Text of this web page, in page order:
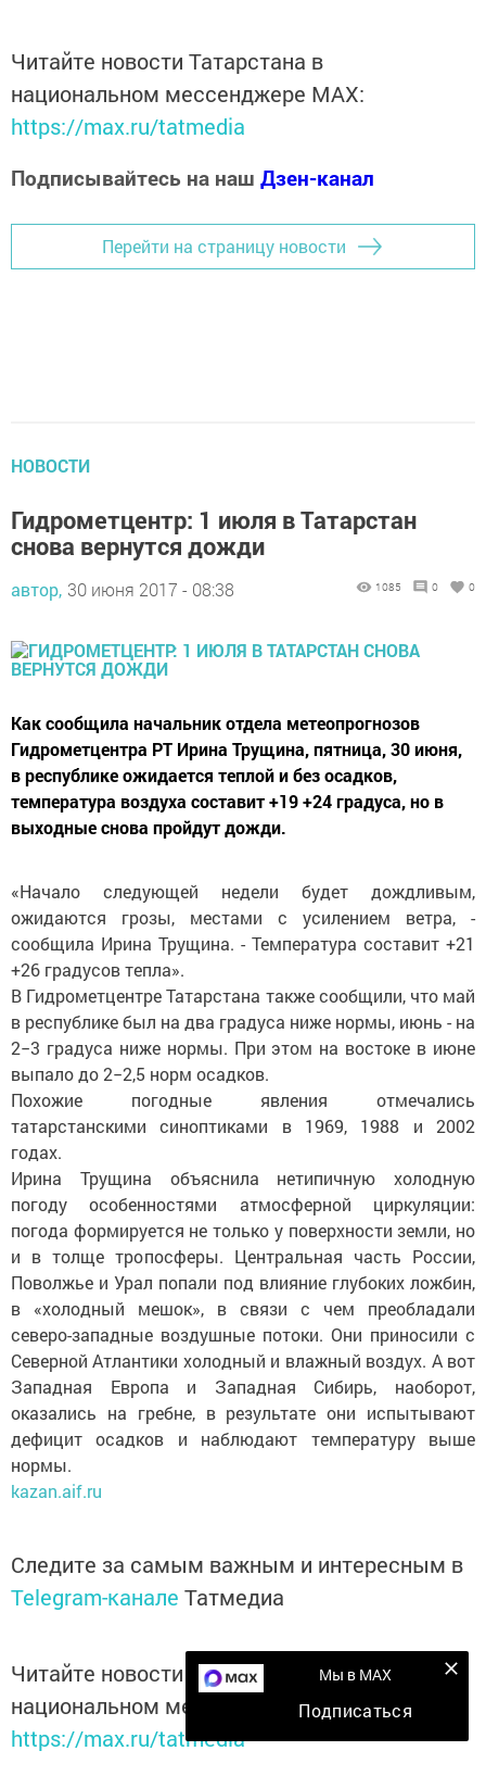
Читайте новости Татарстана в
национальном мессенджере MАХ:
https://max.ru/tatmedia
Подписывайтесь на наш Дзен-канал
Перейти на страницу новости
НОВОСТИ
Гидрометцентр: 1 июля в Татарстан
снова вернутся дожди
автор, 30 июня 2017 - 08:38 1085 0 0
Как сообщила начальник отдела метеопрогнозов
Гидрометцентра РТ Ирина Трущина, пятница, 30 июня,
в республике ожидается теплой и без осадков,
температура воздуха составит +19 +24 градуса, но в
выходные снова пройдут дожди.
«Начало следующей недели будет дождливым,
ожидаются грозы, местами с усилением ветра, -
сообщила Ирина Трущина. - Температура составит +21
+26 градусов тепла».
В Гидрометцентре Татарстана также сообщили, что май
в республике был на два градуса ниже нормы, июнь - на
2−3 градуса ниже нормы. При этом на востоке в июне
выпало до 2−2,5 норм осадков.
Похожие погодные явления отмечались
татарстанскими синоптиками в 1969, 1988 и 2002
годах.
Ирина Трущина объяснила нетипичную холодную
погоду особенностями атмосферной циркуляции:
погода формируется не только у поверхности земли, но
и в толще тропосферы. Центральная часть России,
Поволжье и Урал попали под влияние глубоких ложбин,
в «холодный мешок», в связи с чем преобладали
северо-западные воздушные потоки. Они приносили с
Северной Атлантики холодный и влажный воздух. А вот
Западная Европа и Западная Сибирь, наоборот,
оказались на гребне, в результате они испытывают
дефицит осадков и наблюдают температуру выше
нормы.
kazan.aif.ru
Следите за самым важным и интересным в
Telegram-канале Татмедиа
Читайте новости Татарстана в
национальном мессенджере MАХ:
https://max.ru/tatmedia
Мы в MAX
Подписаться